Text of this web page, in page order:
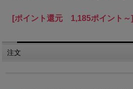
[ポイント還元 1,185ポイント～]
注文